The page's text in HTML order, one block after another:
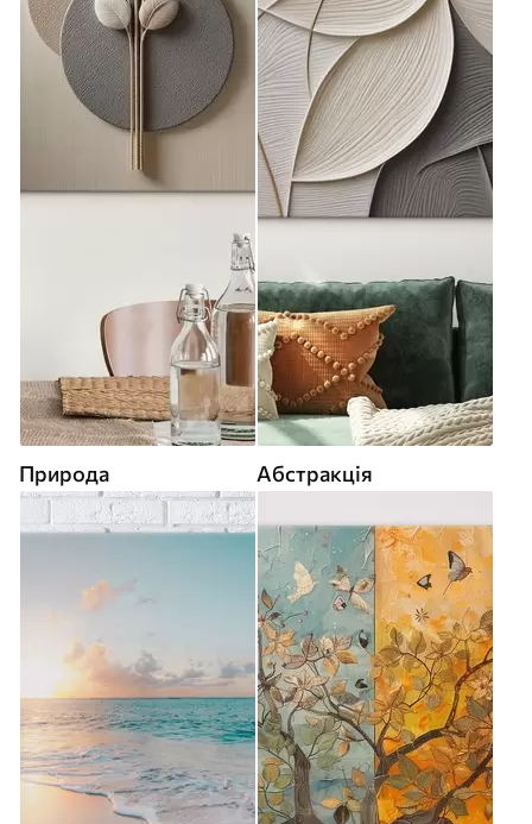
Природа Абстракція